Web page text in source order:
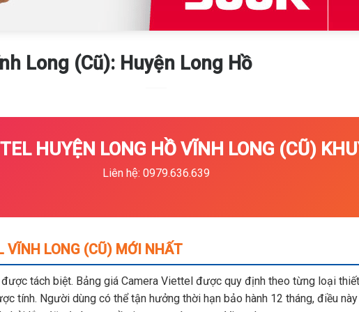
Long (Cũ): Huyện Long Hồ
HUYỆN LONG HỒ VĨNH LONG (CŨ)
Liên hệ: 0979.636.639
VĨNH LONG (CŨ) MỚI NHẤT
tách biệt. Bảng giá Camera Viettel được quy định theo từng loại
tính. Người dùng có thể tận hưởng thời hạn bảo hành 12 tháng, điều